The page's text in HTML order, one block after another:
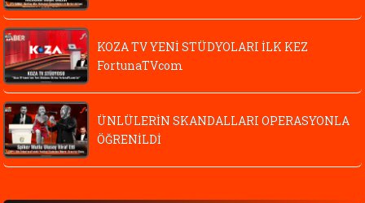
KOZA TV YENİ STÜDYOLARI İLK KEZ
FortunaTVcom
ÜNLÜLERİN SKANDALLARI OPERASYONLA
ÖĞRENİLDİ